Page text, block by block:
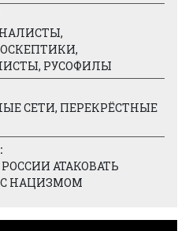
РУСОФИЛЫ
СЕТИ, ПЕРЕКРЁСТНЫЕ
АТАКОВАТЬ
НАЦИЗМОМ